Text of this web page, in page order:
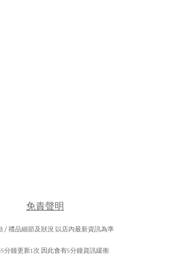
免責聲明
/ 禮品細節及狀況 以店內最新資訊為準
分鐘更新1次 因此會有5分鐘資訊緩衝